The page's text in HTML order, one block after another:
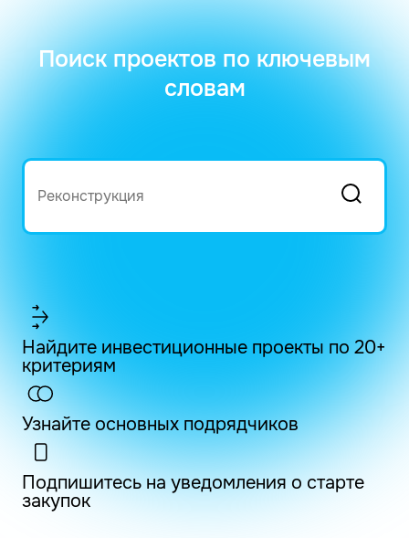
Поиск проектов по ключевым
словам
Найдите инвестиционные проекты по 20+
критериям
Узнайте основных подрядчиков
Подпишитесь на уведомления о старте
закупок